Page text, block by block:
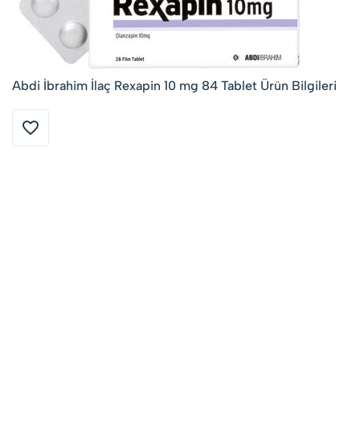
Abdi İbrahim İlaç Rexapin 10 mg 84 Tablet Ürün Bilgileri